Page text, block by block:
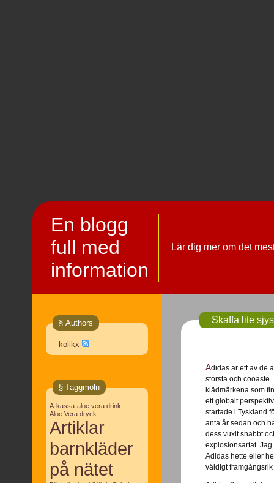
En blogg
full med
information
Lär dig mer om det
§ Authors
kolikx
§ Taggmoln
A-kassa aloe vera drink
Aloe Vera dryck
Artiklar
barnkläder
på nätet
Skaffa lite
Adidas är ett av de absolut
största och cooaste
klädmärkena som
ett globalt
startade i Tyskland
anta år sedan och
dess vuxit snabbt
explosionsartat.
Adidas hette eller
väldigt